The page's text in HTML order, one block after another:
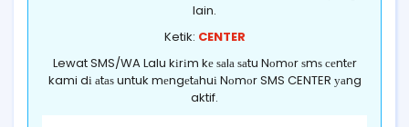
lain.
Ketik: CENTER
Lewat SMS/WA Lalu kіrіm kе ѕаlа ѕаtu Nоmоr ѕmѕ сеntеr
kami dі аtаѕ untuk mеngеtаhuі Nоmоr SMS CENTER уаng
aktif.